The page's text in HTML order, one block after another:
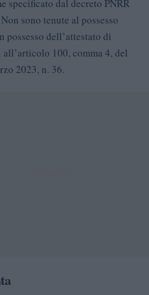
specificato dal decreto PNRR
sono tenute al possesso
possesso dell’attestato di
100, comma 4, del
2023, n. 36.